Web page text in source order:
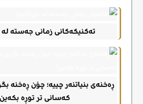
تەکنیکەکانی زمانی جەستە لە
ڕەخنەی بنیاتنەر چییە؛ چۆن ڕەخنە
کەسانی تر توڕە